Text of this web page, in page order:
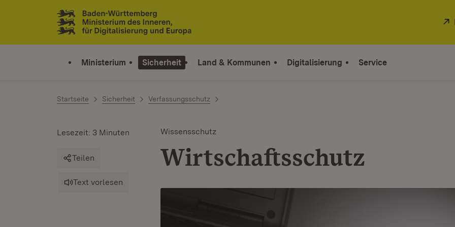
Zum Inhalt springen
Link zur Startseite
Ministerium Sicherheit Land & Kommunen Digitalisierung Service
Startseite Sicherheit Verfassungsschutz
Wissensschutz
Wirtschaftsschutz
Lesezeit: 3 Minuten
Teilen
Text vorlesen